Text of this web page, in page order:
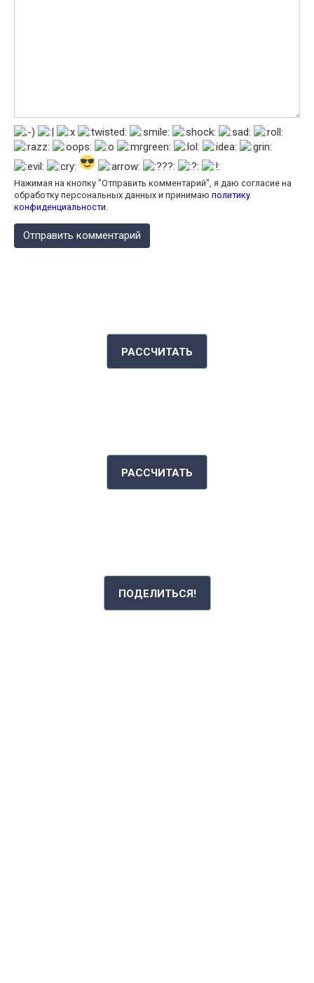
Нажимая на кнопку "Отправить комментарий", я даю согласие на
обработку персональных данных и принимаю политику
конфиденциальности.
РАССЧИТАТЬ
РАССЧИТАТЬ
ПОДЕЛИТЬСЯ!